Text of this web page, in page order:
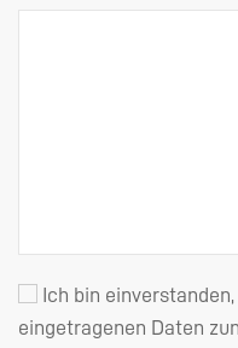
Ich bin
eingetragenen Daten